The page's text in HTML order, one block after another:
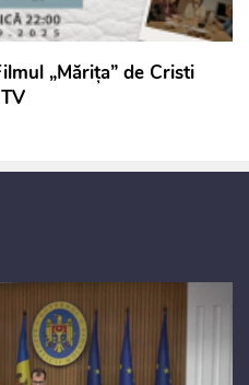
„Mărița” de Cristi